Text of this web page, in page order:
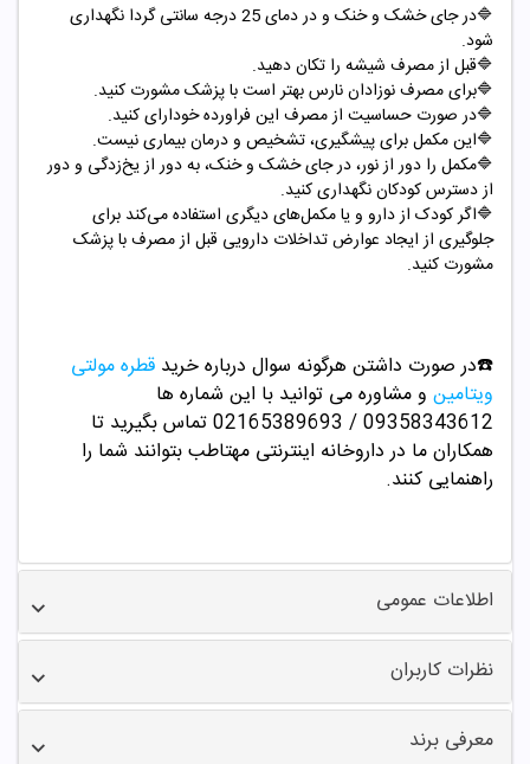
🔷در جای خشک و خنک و در دمای 25 درجه سانتی گردا نگهداری
شود.
🔷قبل از مصرف شیشه را تکان دهید.
🔷برای مصرف نوزادان نارس بهتر است با پزشک مشورت کنید.
🔷در صورت حساسیت از مصرف این فراورده خودارای کنید.
🔷این مکمل برای پیشگیری، تشخیص و درمان بیماری نیست.
🔷مکمل را دور از نور، در جای خشک و خنک، به دور از یخ‌زدگی و دور
از دسترس کودکان نگهداری کنید.
🔷اگر کودک از دارو و یا مکمل‌های دیگری استفاده می‌کند برای
جلوگیری از ایجاد عوارض تداخلات دارویی قبل از مصرف با پزشک
مشورت کنید.
☎️در صورت داشتن هرگونه سوال درباره خرید قطره مولتی
ویتامین و مشاوره می توانید با این شماره ها
09358343612 / 02165389693 تماس بگیرید تا
همکاران ما در داروخانه اینترنتی مهتاطب بتوانند شما را
راهنمایی کنند.
اطلاعات عمومی
نظرات کاربران
معرفی برند